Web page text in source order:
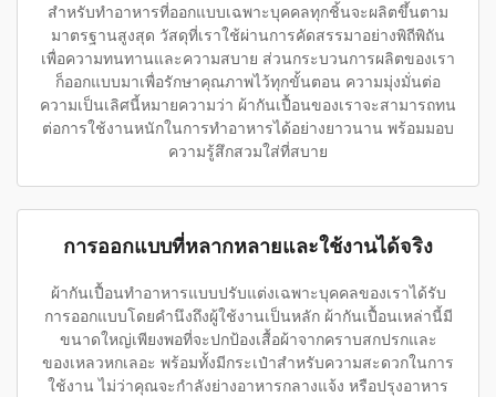
สำหรับทำอาหารที่ออกแบบเฉพาะบุคคลทุกชิ้นจะผลิตขึ้นตาม
มาตรฐานสูงสุด วัสดุที่เราใช้ผ่านการคัดสรรมาอย่างพิถีพิถัน
เพื่อความทนทานและความสบาย ส่วนกระบวนการผลิตของเรา
ก็ออกแบบมาเพื่อรักษาคุณภาพไว้ทุกขั้นตอน ความมุ่งมั่นต่อ
ความเป็นเลิศนี้หมายความว่า ผ้ากันเปื้อนของเราจะสามารถทน
ต่อการใช้งานหนักในการทำอาหารได้อย่างยาวนาน พร้อมมอบ
ความรู้สึกสวมใส่ที่สบาย
การออกแบบที่หลากหลายและใช้งานได้จริง
ผ้ากันเปื้อนทำอาหารแบบปรับแต่งเฉพาะบุคคลของเราได้รับ
การออกแบบโดยคำนึงถึงผู้ใช้งานเป็นหลัก ผ้ากันเปื้อนเหล่านี้มี
ขนาดใหญ่เพียงพอที่จะปกป้องเสื้อผ้าจากคราบสกปรกและ
ของเหลวหกเลอะ พร้อมทั้งมีกระเป๋าสำหรับความสะดวกในการ
ใช้งาน ไม่ว่าคุณจะกำลังย่างอาหารกลางแจ้ง หรือปรุงอาหาร